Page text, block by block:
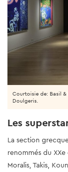
Les
La section
renommés du XXe
Moralis, Takis,
Courtoisie de: Basil
Doulgeris.